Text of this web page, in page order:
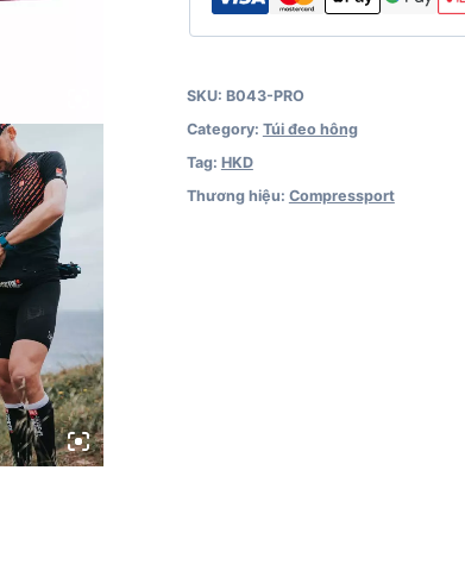
SKU: B043-PRO
Category: Túi đeo hông
Tag: HKD
Thương hiệu: Compressport